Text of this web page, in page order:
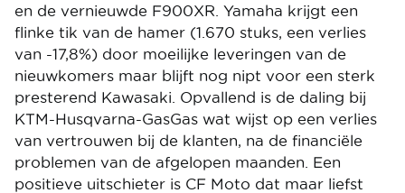
en de vernieuwde F900XR. Yamaha krijgt een
flinke tik van de hamer (1.670 stuks, een verlies
van -17,8%) door moeilijke leveringen van de
nieuwkomers maar blijft nog nipt voor een sterk
presterend Kawasaki. Opvallend is de daling bij
KTM-Husqvarna-GasGas wat wijst op een verlies
van vertrouwen bij de klanten, na de financiële
problemen van de afgelopen maanden. Een
positieve uitschieter is CF Moto dat maar liefst